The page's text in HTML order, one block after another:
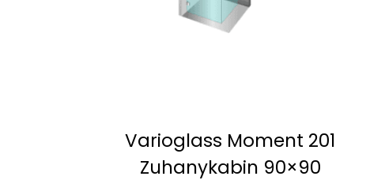
Varioglass Moment 201
Zuhanykabin 90×90